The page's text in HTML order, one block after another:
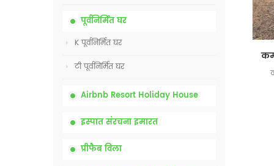
पूर्वनिर्मित घर
K पूर्वनिर्मित घर
टी पूर्वनिर्मित घर
Airbnb Resort Holiday House
इस्पात संरचना इमारत
प्रीफैब विला